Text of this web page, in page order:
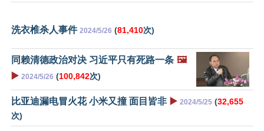
洗衣椎杀人事件 2024/5/26 (81,410次)
同赖清德政治对决 习近平只有死路一条 🖼️
▶️ 2024/5/26 (100,842次)
比亚迪漏电冒火花 小米又撞 面目皆非 ▶️ 2024/5/25 (32,655
次)